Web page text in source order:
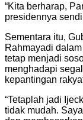
“Kita berharap,
presidennya
Sementara itu,
Rahmayadi
tetap menjadi
menghadapi
kepantingan
“Tetaplah jadi
tidak mudah.